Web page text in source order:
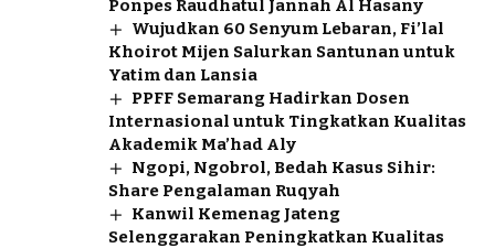
Ponpes Raudhatul Jannah Al Hasany
Wujudkan 60 Senyum Lebaran, Fi’lal
Khoirot Mijen Salurkan Santunan untuk
Yatim dan Lansia
PPFF Semarang Hadirkan Dosen
Internasional untuk Tingkatkan Kualitas
Akademik Ma’had Aly
Ngopi, Ngobrol, Bedah Kasus Sihir:
Share Pengalaman Ruqyah
Kanwil Kemenag Jateng
Selenggarakan Peningkatkan Kualitas